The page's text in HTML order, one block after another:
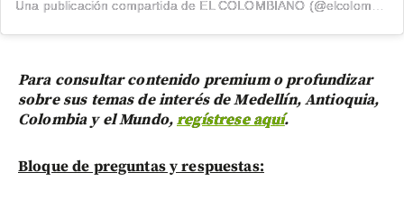
Para consultar contenido premium o profundizar
sobre sus temas de interés de Medellín, Antioquia,
Colombia y el Mundo,regístrese aquí.
Bloque de preguntas y respuestas: